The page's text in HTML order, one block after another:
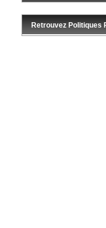
Retrouvez Politiques